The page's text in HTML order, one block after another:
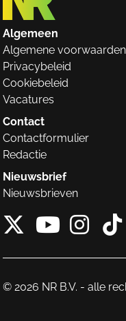
Algemeen
Algemene voorwaarden
Privacybeleid
Cookiebeleid
Vacatures
Contact
Contactformulier
Redactie
Nieuwsbrief
Nieuwsbrieven
X van
© 2026 NR B.V. - alle